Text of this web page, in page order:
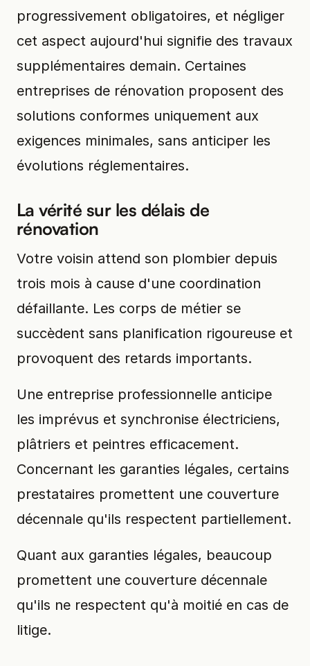
progressivement obligatoires, et négliger
cet aspect aujourd'hui signifie des travaux
supplémentaires demain. Certaines
entreprises de rénovation proposent des
solutions conformes uniquement aux
exigences minimales, sans anticiper les
évolutions réglementaires.
La vérité sur les délais de
rénovation
Votre voisin attend son plombier depuis
trois mois à cause d'une coordination
défaillante. Les corps de métier se
succèdent sans planification rigoureuse et
provoquent des retards importants.
Une entreprise professionnelle anticipe
les imprévus et synchronise électriciens,
plâtriers et peintres efficacement.
Concernant les garanties légales, certains
prestataires promettent une couverture
décennale qu'ils respectent partiellement.
Quant aux garanties légales, beaucoup
promettent une couverture décennale
qu'ils ne respectent qu'à moitié en cas de
litige.